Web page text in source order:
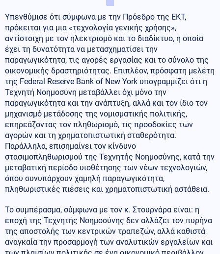
Υπενθύμισε ότι σύμφωνα με την Πρόεδρο της ΕΚΤ,
πρόκειται για μια «τεχνολογία γενικής χρήσης»,
αντίστοιχη με τον ηλεκτρισμό και το διαδίκτυο, η οποία
έχει τη δυνατότητα να μετασχηματίσει την
παραγωγικότητα, τις αγορές εργασίας και το σύνολο της
οικονομικής δραστηριότητας. Επιπλέον, πρόσφατη μελέτη
της Federal Reserve Bank of New York υπογραμμίζει ότι η
Τεχνητή Νοημοσύνη μεταβάλλει όχι μόνο την
παραγωγικότητα και την ανάπτυξη, αλλά και τον ίδιο τον
μηχανισμό μετάδοσης της νομισματικής πολιτικής,
επηρεάζοντας τον πληθωρισμό, τις προσδοκίες των
αγορών και τη χρηματοπιστωτική σταθερότητα.
Παράλληλα, επισημαίνει τον κίνδυνο
στασιμοπληθωρισμού της Τεχνητής Νοημοσύνης, κατά την
μεταβατική περίοδο υιοθέτησης των νέων τεχνολογιών,
όπου συνυπάρχουν χαμηλή παραγωγικότητα,
πληθωριστικές πιέσεις και χρηματοπιστωτική αστάθεια.
Το συμπέρασμα, σύμφωνα με τον κ. Στουρνάρα είναι: η
εποχή της Τεχνητής Νοημοσύνης δεν αλλάζει τον πυρήνα
της αποστολής των κεντρικών τραπεζών, αλλά καθιστά
αναγκαία την προσαρμογή των αναλυτικών εργαλείων και